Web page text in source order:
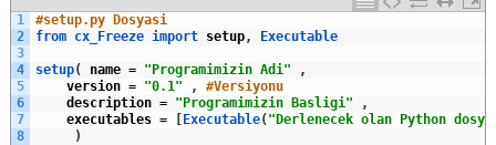
1
2
3
4
5
6
7
8
#setup.py Dosyasi
from cx_Freeze import setup, Executable
setup( name = "Programimizin Adi"
,
version = "0.1" ,
#Versiyonu
description = "Programimizin Basligi"
,
executables = Executable( "Derlenecek olan Python
)